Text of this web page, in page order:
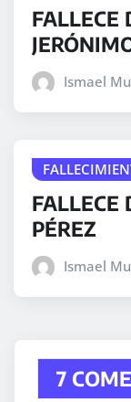
FALLECE
Ismael
FALLECE
PÉREZ
Ismael
7